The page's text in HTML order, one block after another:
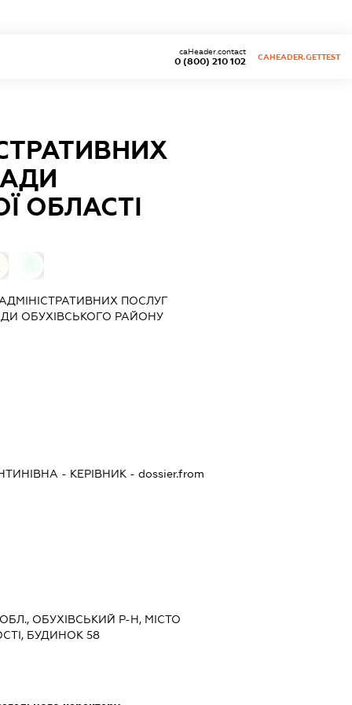
0 (800) 210 102
caHeader.contact
CAHEADER.GETTEST
ОБЛАСТІ
ПОСЛУГ
ОБУХІВСЬКОГО РАЙОНУ
- КЕРІВНИК - dossier.from
ОБУХІВСЬКИЙ Р-Н, МІСТО
БУДИНОК 58